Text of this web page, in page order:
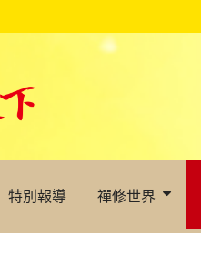
特別報導 禪修世界